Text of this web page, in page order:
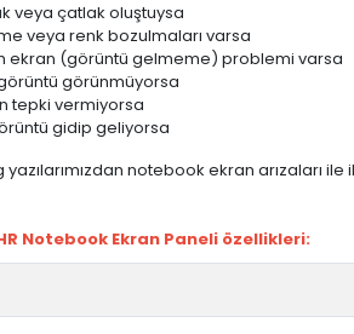
veya çatlak oluştuysa
veya renk bozulmaları varsa
ekran (görüntü gelmeme) problemi varsa
görüntü görünmüyorsa
tepki vermiyorsa
gidip geliyorsa
yazılarımızdan notebook ekran
Notebook Ekran Paneli özellikleri: